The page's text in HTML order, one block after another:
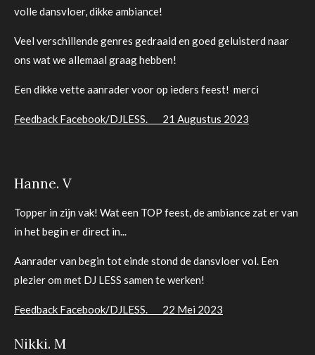
volle dansvloer, dikke ambiance!
Veel verschillende genres gedraaid en goed geluisterd naar
ons wat we allemaal graag hebben!
Een dikke vette aanrader voor op ieders feest! merci
Feedback Facebook/DJLESS. 21 Augustus 2023
Hanne. V
Topper in zijn vak! Wat een TOP feest, de ambiance zat er van
in het begin er direct in...
Aanrader van begin tot einde stond de dansvloer vol. Een
plezier om met DJ LESS samen te werken!
Feedback Facebook/DJLESS. 22 Mei 2023
Nikki. M